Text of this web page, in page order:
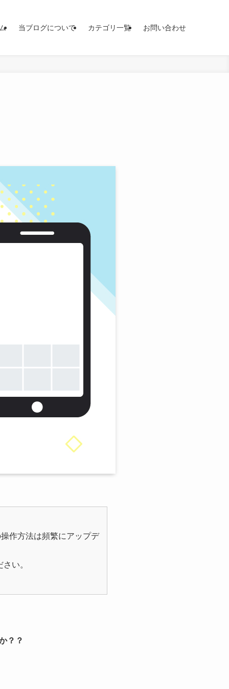
当ブログについて カテゴリ一覧 お問い合わせ
作方法は頻繁にアップデ
い。
？？